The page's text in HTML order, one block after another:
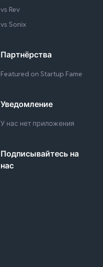
vs Rev
vs Sonix
Партнёрства
Featured on Startup Fame
Уведомление
У нас нет приложения
Подписывайтесь на
нас